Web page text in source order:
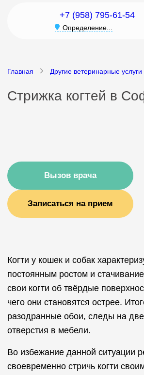
+7 (958) 795-61-54
Определение...
Главная Другие ветеринарные услуги
Стрижка когтей в
Вызов врача
Записаться на прием
Когти у кошек и собак
постоянным ростом и
свои когти об твёрдые
чего они становятся острее.
разодранные обои, следы на
отверстия в мебели.
Во избежание данной ситуации
своевременно стричь когти